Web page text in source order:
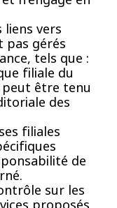
liens vers
pas gérés
tels que :
filiale du
être tenu
des
filiales
de
sur les